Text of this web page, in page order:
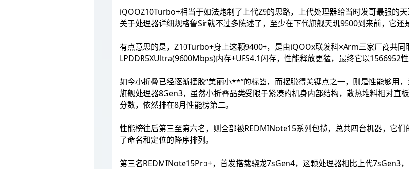
iQOOZ10Turbo+相当于如法炮制了上代Z9的思路，上代处理器给当时发哥最强的天
关于处理器详细规格鲁Sir就不过多陈述了，至少在下代旗舰天玑9500到来前，它还
有点意思的是，Z10Turbo+身上这颗9400+，是由iQOOx联发科×Arm三家厂商共同
LPDDR5XUltra(9600Mbps)内存+UFS4.1闪存，性能释放更猛，最终它以1566952
如今小折叠已经逐渐摆脱“美丽小**”的标签，而摆脱得关键点之一，则是性能够用
旗舰处理器8Gen3，虽然小折叠品类受限于紧凑的机身内部结构，散热堆料相对直
分数，依然排在8月性能榜第二。
性能榜往后第三至第六名，则全部被REDMINote15系列包揽，总共四台机器，它
了命名和定位的降序排列。
第三名REDMINote15Pro+，首发搭载骁龙7sGen4，这颗处理器相比上代7sGen3